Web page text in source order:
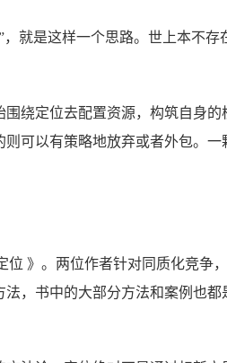
就是这样一个思路。世上本不存
绕定位去配置资源，构筑自身的
可以有策略地放弃或者外包。一
位 》。两位作者针对同质化竞争
，书中的大部分方法和案例也都